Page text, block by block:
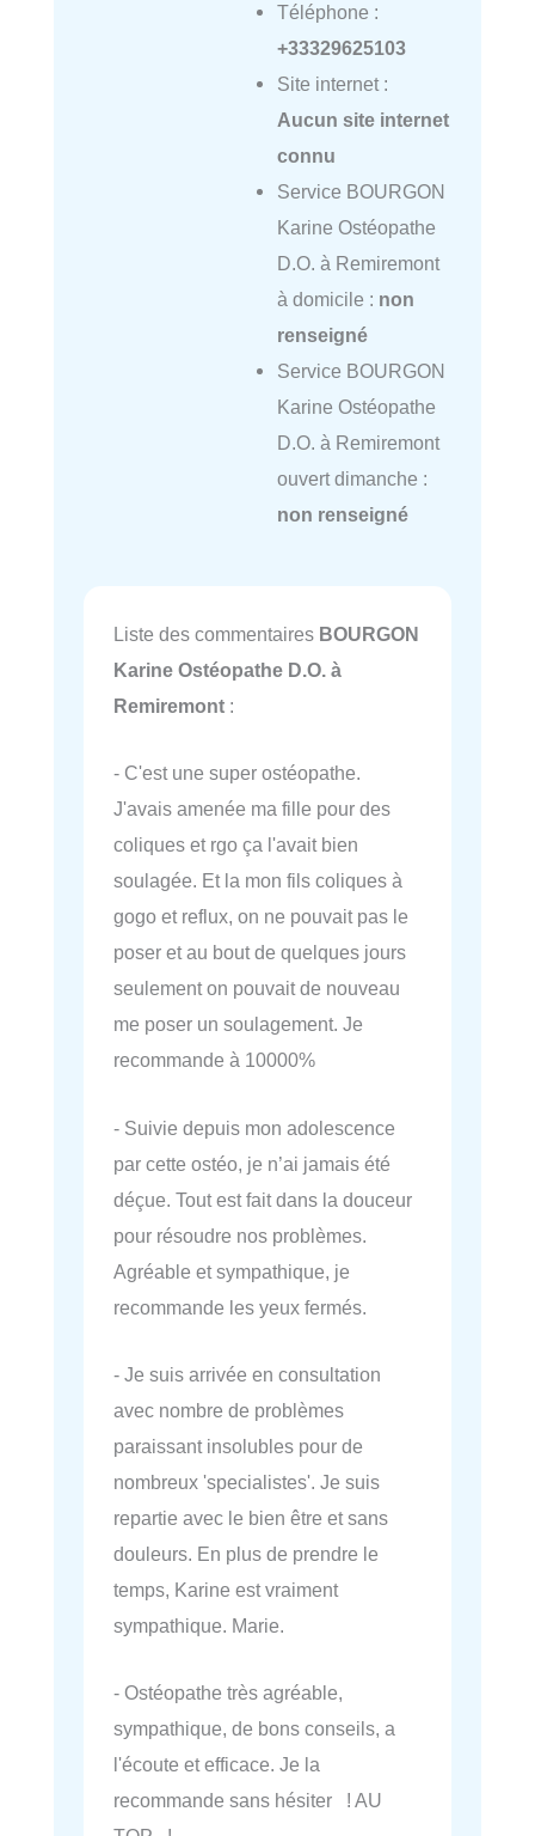
Téléphone :
+33329625103
Site internet :
Aucun site internet
connu
Service BOURGON
Karine Ostéopathe
D.O. à Remiremont
à domicile : non
renseigné
Service BOURGON
Karine Ostéopathe
D.O. à Remiremont
ouvert dimanche :
non renseigné
Liste des commentaires BOURGON
Karine Ostéopathe D.O. à
Remiremont :
- C'est une super ostéopathe.
J'avais amenée ma fille pour des
coliques et rgo ça l'avait bien
soulagée. Et la mon fils coliques à
gogo et reflux, on ne pouvait pas le
poser et au bout de quelques jours
seulement on pouvait de nouveau
me poser un soulagement. Je
recommande à 10000%
- Suivie depuis mon adolescence
par cette ostéo, je n’ai jamais été
déçue. Tout est fait dans la douceur
pour résoudre nos problèmes.
Agréable et sympathique, je
recommande les yeux fermés.
- Je suis arrivée en consultation
avec nombre de problèmes
paraissant insolubles pour de
nombreux 'specialistes'. Je suis
repartie avec le bien être et sans
douleurs. En plus de prendre le
temps, Karine est vraiment
sympathique. Marie.
- Ostéopathe très agréable,
sympathique, de bons conseils, a
l'écoute et efficace. Je la
recommande sans hésiter ! AU